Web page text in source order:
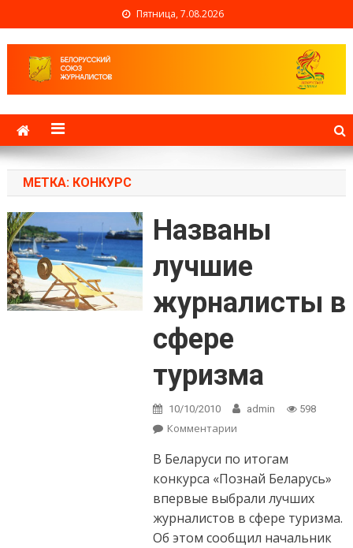
Пятница, 7.08.2026
Белорусский союз
журналистов
МЕТКА: КОНКУРС
Названы
лучшие
журналисты в
сфере
туризма
10/10/2010 admin 598
Комментарии
журналисты в
сфере туризма
В Беларуси по итогам
конкурса «Познай Беларусь»
впервые выбрали лучших
журналистов в сфере туризма.
Об этом сообщил начальник